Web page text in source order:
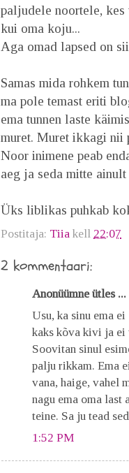
paljudele noortele,
kui oma koju...
Aga omad lapsed on
Samas mida rohkem
ma pole temast eriti
ema tunnen laste
muret. Muret ikkagi nii
Noor inimene peab
aeg ja seda mitte
Üks liblikas puhkab
Postitaja: Tiia kell 22:07
2 kommentaari:
Anonüümne ütles ...
Usu, ka sinu ema
kaks kõva kivi ja ei
Soovitan sinul
palju rikkam. Ema
vana, haige, vahel
nagu ema oma last
teine. Sa ju tead
1:52 PM